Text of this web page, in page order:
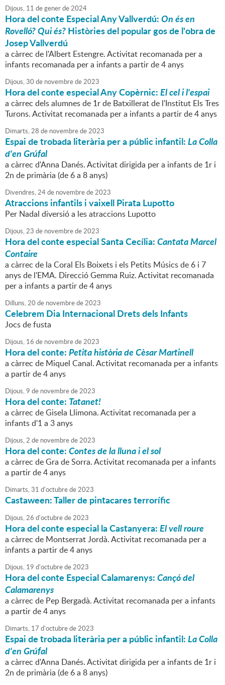
Dijous, 11 degenerde2024
Hora del conte Especial Any Vallverdú:On és en
Rovelló? Qui és?Històries del popular gos de l'obra de
Josep Vallverdú
a càrrec de l'Albert Estengre. Activitat recomanada per a
infants recomanada per a infants a partir de 4 anys
Dijous,30 de novembrede2023
Hora del conte especial Any Copèrnic:El cel i l'espai
a càrrec dels alumnes de 1r de Batxillerat de l'Institut Els Tres
Turons. Activitat recomanada per a infants a partir de 4 anys
Dimarts,28 de novembrede2023
Espai de trobada literària per a públic infantil:La Colla
d'en Grúfal
a càrrec d'Anna Danés. Activitat dirigida per a infants de 1r i
2n de primària (de 6 a 8 anys)
Divendres,24de novembrede2023
Atraccions infantils i vaixell Pirata Lupotto
Per Nadal diversió a les atraccions Lupotto
Dijous,23 de novembrede2023
Hora del conte especial Santa Cecília:Cantata Marcel
Contaire
a càrrec de la Coral Els Boixets i els Petits Músics de 6 i 7
anys de l'EMA. Direcció Gemma Ruiz. Activitat recomanada
per a infants a partir de 4 anys
Dilluns,20 de novembrede2023
Celebrem Dia Internacional Drets dels Infants
Jocs de fusta
Dijous, 16 de novembrede2023
Hora del conte:Petita història de Cèsar Martinell
a càrrec de Miquel Canal. Activitat recomanada per a infants
a partir de 4 anys
Dijous,9 de novembrede2023
Hora del conte: Tatanet!
a càrrec de Gisela Llimona. Activitat recomanada per a
infants d'1 a 3 anys
Dijous,2 de novembrede2023
Hora del conte:Contes de la lluna i el sol
a càrrec de Gra de Sorra. Activitat recomanada per a infants
a partir de 4 anys
Dimarts,31 d'octubrede2023
Castaween: Taller de pintacares terrorífic
Dijous,26 d'octubrede2023
Hora del conte especial la Castanyera:El vell roure
a càrrec de Montserrat Jordà. Activitat recomanada per a
infants a partir de 4 anys
Dijous, 19 d'octubrede2023
Hora del conte Especial Calamarenys:Cançó del
Calamarenys
a càrrec de Pep Bergadà. Activitat recomanada per a infants
a partir de 4 anys
Dimarts, 17 d'octubrede2023
Espai de trobada literària per a públic infantil:La Colla
d'en Grúfal
a càrrec d'Anna Danés. Activitat dirigida per a infants de 1r i
2n de primària (de 6 a 8 anys)